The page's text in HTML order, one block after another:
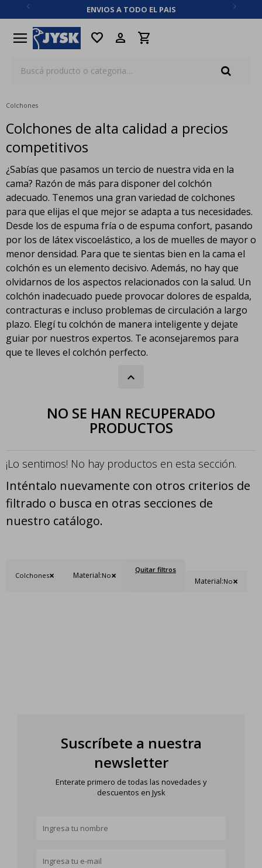
ENVIOS A TODO EL PAIS
menu favorite
Colchones
Colchones de alta calidad a precios
competitivos
¿Sabías que pasamos un tercio de nuestra vida en la
cama? Razón de más para disponer del colchón
adecuado. Tenemos una gran variedad de colchones
para que elijas el que mejor se adapta a tus necesidades.
Desde los de espuma fría o de espuma confort, pasando
por los de látex viscoelástico, a los de muelles de mayor o
menor densidad. Para que te sientas bien en la cama el
colchón es un elemento decisivo. Además, no hay que
olvidarnos de los aspectos relacionados con la salud. Un
colchón inadecuado puede provocar dolores de espalda,
contracturas e incluso problemas de circulación a largo
plazo. Elegí tu colchón de manera inteligente y dejate
guiar por nuestros expertos. Te aconsejaremos para
que te lleves el colchón perfecto.
NO SE HAN RECUPERADO
PRODUCTOS
¡Lo sentimos! No hay productos en esta sección.
Inténtalo nuevamente con otros criterios de
filtrado o busca en otras secciones de
nuestro catálogo.
Colchones Material:No
Quitar filtros
Material:No
Suscríbete a nuestra
newsletter
Enterate primero de todas las novedades y
descuentos en Jysk
close